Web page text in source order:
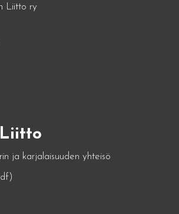
Liitto ry
ja karjalaisuuden yhteisö